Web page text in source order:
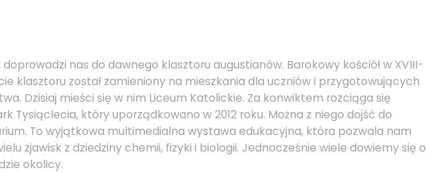
nas do dawnego klasztoru augustianów. Barokowy kościół w XVIII-
klasztoru został zamieniony na mieszkania dla uczniów i przygotowujących
Dzisiaj mieści się w nim Liceum Katolickie. Za konwiktem rozciąga się
Tysiąclecia, który uporządkowano w 2012 roku. Można z niego dojść do
To wyjątkowa multimedialna wystawa edukacyjna, która pozwala nam
zjawisk z dziedziny chemii, fizyki i biologii. Jednocześnie wiele dowiemy się o
okolicy.